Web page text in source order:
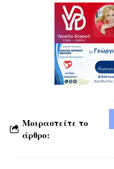
Μοιραστείτε το
άρθρο: